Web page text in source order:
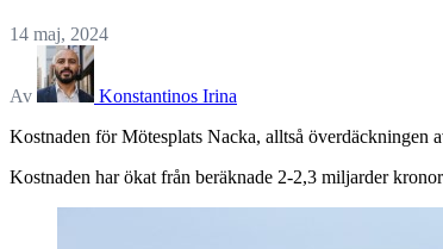
14 maj, 2024
Av
Konstantinos Irina
Kostnaden för Mötesplats Nacka, alltså överdäckningen
Kostnaden har ökat från beräknade 2-2,3 miljarder